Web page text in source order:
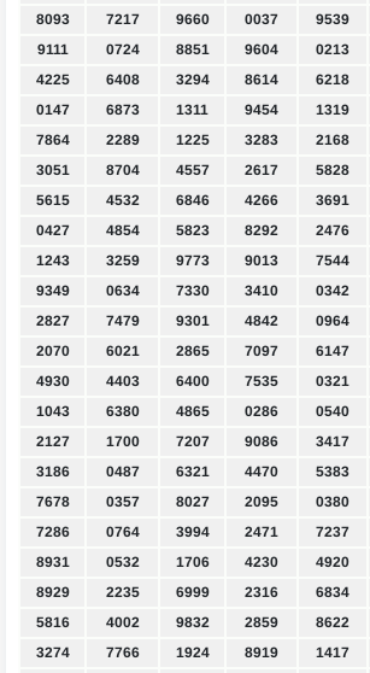
8093
7217 9660 0037 9539
9111
0724 8851 9604 0213
4225
6408 3294 8614 6218
0147
6873 1311 9454 1319
7864
2289 1225 3283 2168
3051
8704 4557 2617 5828
5615
4532 6846 4266 3691
0427
4854 5823 8292 2476
1243
3259 9773 9013 7544
9349
0634 7330 3410 0342
2827
7479 9301 4842 0964
2070
6021 2865 7097 6147
4930
4403 6400 7535 0321
1043
6380 4865 0286 0540
2127
1700 7207 9086 3417
3186
0487 6321 4470 5383
7678
0357 8027 2095 0380
7286
0764 3994 2471 7237
8931
0532 1706 4230 4920
8929
2235 6999 2316 6834
5816
4002 9832 2859 8622
3274
7766 1924 8919 1417